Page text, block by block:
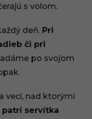
s volom.
deň. Pri
či pri
po svojom
vecí, nad ktorými
patrí servítka